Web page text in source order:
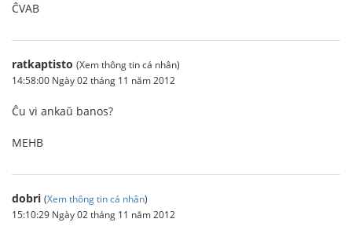
ĈVAB
ratkaptisto (Xem thông tin cá nhân)
14:58:00 Ngày 02 tháng 11 năm 2012
Ĉu vi ankaŭ banos?
MEHB
dobri (Xem thông tin cá nhân)
15:10:29 Ngày 02 tháng 11 năm 2012